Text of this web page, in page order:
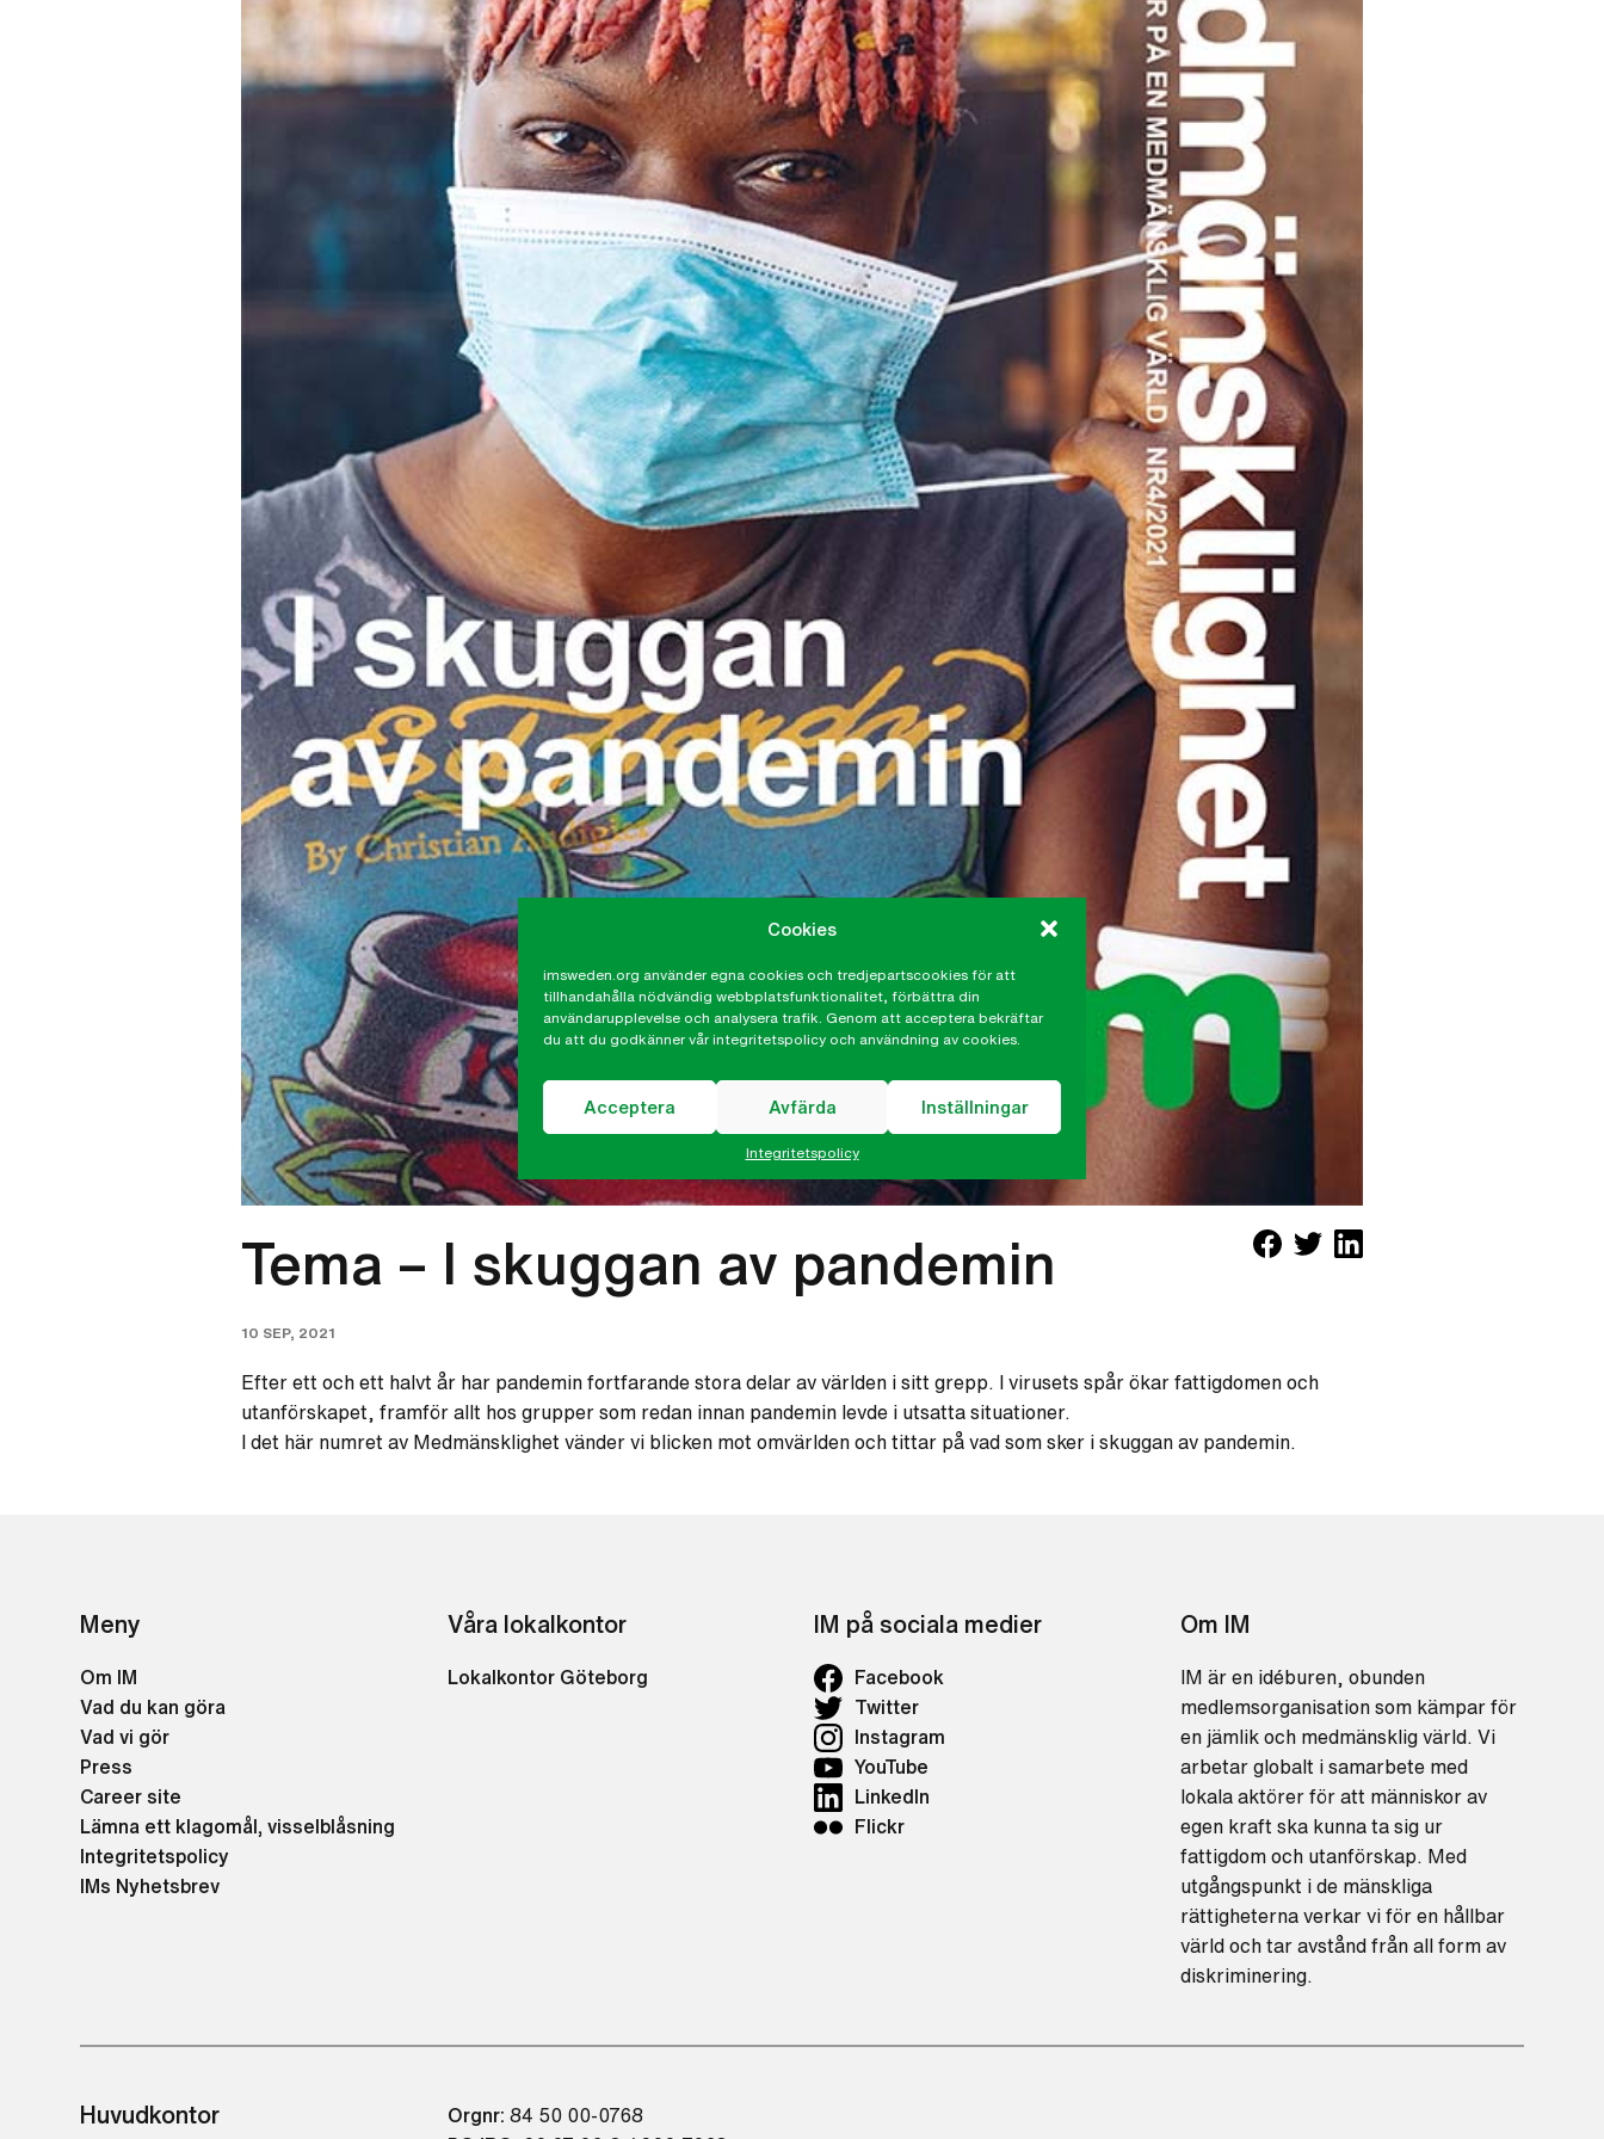
Cookies
imsweden.org använder egna cookies och tredjepartscookies för att
tillhandahålla nödvändig webbplatsfunktionalitet, förbättra din
användarupplevelse och analysera trafik. Genom att acceptera bekräftar
du att du godkänner vår integritetspolicy och användning av cookies.
Acceptera Avfärda Inställningar
Integritetspolicy
Tema – I skuggan av pandemin
10 SEP, 2021
Efter ett och ett halvt år har pandemin fortfarande stora delar av världen i sitt grepp. I virusets spår ökar fattigdomen och
utanförskapet, framför allt hos grupper som redan innan pandemin levde i utsatta situationer.
I det här numret av Medmänsklighet vänder vi blicken mot omvärlden och tittar på vad som sker i skuggan av pandemin.
Meny
Om IM
Vad du kan göra
Vad vi gör
Press
Career site
Lämna ett klagomål, visselblåsning
Integritetspolicy
IMs Nyhetsbrev
Våra lokalkontor
Lokalkontor Göteborg
IM på sociala medier
Facebook
Twitter
Instagram
YouTube
LinkedIn
Flickr
Om IM
IM är en idéburen, obunden
medlemsorganisation som kämpar för
en jämlik och medmänsklig värld. Vi
arbetar globalt i samarbete med
lokala aktörer för att människor av
egen kraft ska kunna ta sig ur
fattigdom och utanförskap. Med
utgångspunkt i de mänskliga
rättigheterna verkar vi för en hållbar
värld och tar avstånd från all form av
diskriminering.
Huvudkontor Orgnr: 84 50 00-0768